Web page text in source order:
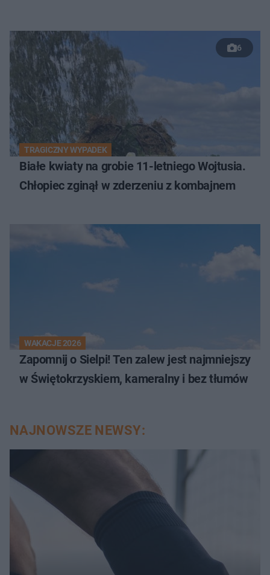
6
TRAGICZNY WYPADEK
Białe kwiaty na grobie 11-letniego Wojtusia.
Chłopiec zginął w zderzeniu z kombajnem
WAKACJE 2026
Zapomnij o Sielpi! Ten zalew jest najmniejszy
w Świętokrzyskiem, kameralny i bez tłumów
NAJNOWSZE NEWSY: